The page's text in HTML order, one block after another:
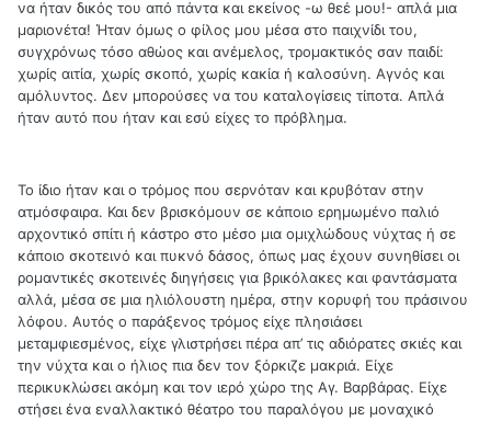
να ήταν δικός του από πάντα και εκείνος -ω θεέ μου!- απλά μια
μαριονέτα! Ήταν όμως ο φίλος μου μέσα στο παιχνίδι του,
συγχρόνως τόσο αθώος και ανέμελος, τρομακτικός σαν παιδί:
χωρίς αιτία, χωρίς σκοπό, χωρίς κακία ή καλοσύνη. Αγνός και
αμόλυντος. Δεν μπορούσες να του καταλογίσεις τίποτα. Aπλά
ήταν αυτό που ήταν και εσύ είχες το πρόβλημα.
Το ίδιο ήταν και ο τρόμος που σερνόταν και κρυβόταν στην
ατμόσφαιρα. Και δεν βρισκόμουν σε κάποιο ερημωμένο παλιό
αρχοντικό σπίτι ή κάστρο στο μέσο μια ομιχλώδους νύχτας ή σε
κάποιο σκοτεινό και πυκνό δάσος, όπως μας έχουν συνηθίσει οι
ρομαντικές σκοτεινές διηγήσεις για βρικόλακες και φαντάσματα
αλλά, μέσα σε μια ηλιόλουστη ημέρα, στην κορυφή του πράσινου
λόφου. Αυτός ο παράξενος τρόμος είχε πλησιάσει
μεταμφιεσμένος, είχε γλιστρήσει πέρα απ’ τις αδιόρατες σκιές και
την νύχτα και ο ήλιος πια δεν τον ξόρκιζε μακριά. Είχε
περικυκλώσει ακόμη και τον ιερό χώρο της Αγ. Βαρβάρας. Είχε
στήσει ένα εναλλακτικό θέατρο του παραλόγου με μοναχικό